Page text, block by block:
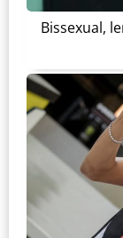
Bissexual,